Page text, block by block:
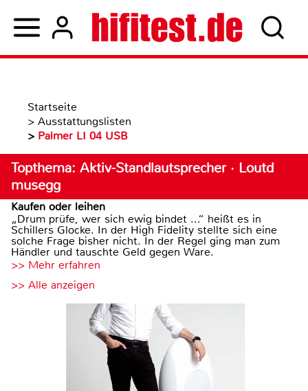
Startseite
> Ausstattungslisten
> Palmer LI 04 USB
Topthema: Aktiv-Standlautsprecher · Loutd
musegg
Kaufen oder leihen
„Drum prüfe, wer sich ewig bindet ...“ heißt es in
Schillers Glocke. In der High Fidelity stellte sich eine
solche Frage bisher nicht. In der Regel ging man zum
Händler und tauschte Geld gegen Ware.
>> Mehr erfahren
>> Alle anzeigen